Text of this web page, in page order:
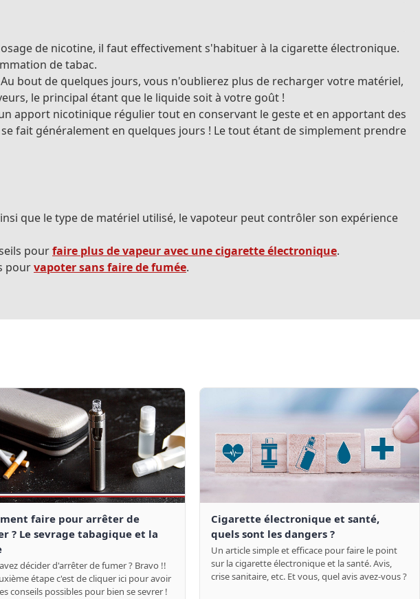
de nicotine, il faut effectivement s'habituer à la cigarette électronique.
de tabac.
bout de quelques jours, vous n'oublierez plus de recharger votre matériel,
le principal étant que le liquide soit à votre goût !
apport nicotinique régulier tout en conservant le geste et en apportant des
fait généralement en quelques jours ! Le tout étant de simplement prendre
que le type de matériel utilisé, le vapoteur peut contrôler son expérience
pourfaire plus de vapeur avec une cigarette électronique.
pourvapoter sans faire de fumée.
faire pour arrêter de
? Le sevrage tabagique et la
décider d'arrêter de fumer ? Bravo !!
étape c'est de cliquer ici pour avoir
conseils possibles pour bien se sevrer !
Cigarette électronique et santé,
quels sont les dangers ?
Un article simple et efficace pour faire le point
sur la cigarette électronique et la santé. Avis,
crise sanitaire, etc. Et vous, quel avis avez-vous ?